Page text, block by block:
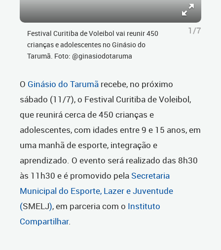
Festival Curitiba de Voleibol vai reunir 450
crianças e adolescentes no Ginásio do
Tarumã. Foto: @ginasiodotaruma
1/7
O Ginásio do Tarumã recebe, no próximo
sábado (11/7), o Festival Curitiba de Voleibol,
que reunirá cerca de 450 crianças e
adolescentes, com idades entre 9 e 15 anos, em
uma manhã de esporte, integração e
aprendizado. O evento será realizado das 8h30
às 11h30 e é promovido pela Secretaria
Municipal do Esporte, Lazer e Juventude
(SMELJ), em parceria com o Instituto
Compartilhar.